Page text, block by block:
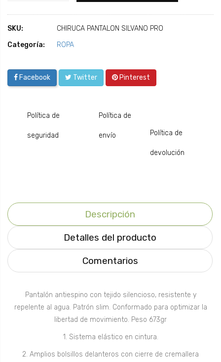
SKU:
CHIRUCA PANTALON SILVANO PRO
Categoría:
ROPA
Facebook Twitter Pinterest
Política de
seguridad
Política de
envío Política de
devolución
Descripción
Detalles del producto
Comentarios
Pantalón antiespino con tejido silencioso, resistente y
repelente al agua. Patrón slim. Conformado para optimizar la
libertad de movimiento. Peso 673gr
1. Sistema elástico en cintura.
2. Amplios bolsillos delanteros con cierre de cremallera